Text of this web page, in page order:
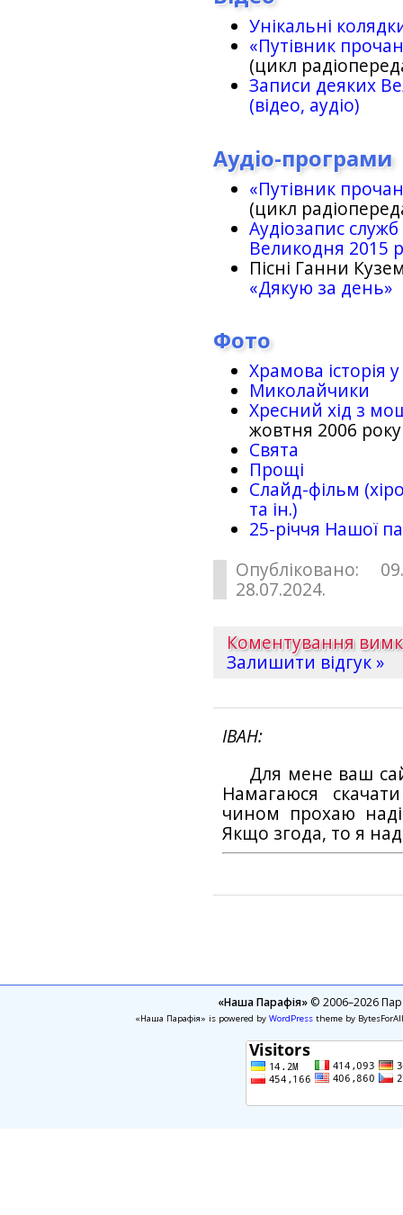
Унікальні
«Путівник
(цикл
Записи деяких
(відео, аудіо)
Аудіо-програми
«Путівник
(цикл
Аудіозапис
Великодня 2015
Пісні Ганни
«Дякую за день»
Фото
Храмова історія
Миколайчики
Хресний хід з
жовтня 2006 року
Свята
Прощі
Слайд-фільм
та ін.)
25-рiччя Нашої
Опубліковано:
28.07.2024.
Коментування
Залишити відгук »
ІВАН
Для мене ваш
Намагаюся
чином прохаю
Якщо згода, то я
«Наша Парафія»© 2006–2026
«Наша Парафія» is powered by WordPresstheme by